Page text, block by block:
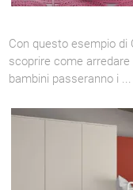
Con questo esempio di
scoprire come
bambini passeranno i ...